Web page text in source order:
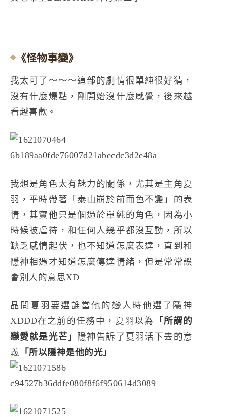
《怪物事變》
我太可了～～～這部的劇情很單純很好猜，
沒有什麼爆點，剛開始沒什麼感覺，後來越
看越喜歡。
我想是角色太有魅力的關係，尤其是主角夏
羽，平時帶著「泰山崩於前而色不變」的表
情，其實他只是個過於單純的角色，因為小
時候被虐待，和任何人幾乎都沒互動，所以
缺乏感情起伏，也不知道怎麼表達，直到和
隱神相遇才知道怎麼傳達情緒，但是常常誤
會別人的意思XD
晶問夏羽要選誰當他的戀人時他選了隱神
XDDD在之前的任務中，夏羽以為
「所謂的
戀愛就是光芒」 隱神告訴了夏羽活下去的意
義 「所以隱神是他的光」